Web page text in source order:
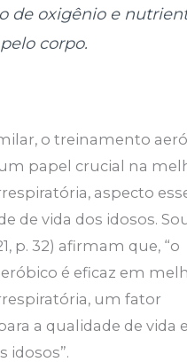
de oxigênio e
corpo.
o treinamento
papel crucial na
aspecto
de vida dos idosos.
p. 32) afirmam que, “o
é eficaz em
um fator
a qualidade de vida e
idosos”.